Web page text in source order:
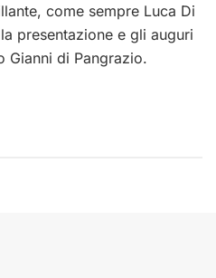
come sempre Luca Di
presentazione e gli auguri
Gianni di Pangrazio.